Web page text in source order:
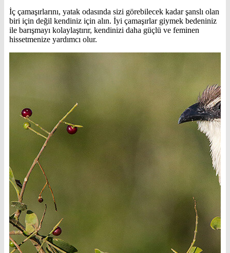
İç çamaşırlarını, yatak odasında sizi görebilecek kadar şanslı olan
biri için değil kendiniz için alın. İyi çamaşırlar giymek bedeniniz
ile barışmayı kolaylaştırır, kendinizi daha güçlü ve feminen
hissetmenize yardımcı olur.